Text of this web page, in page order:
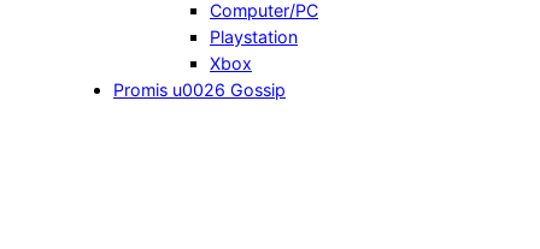
Computer/PC
Playstation
Xbox
Promis u0026 Gossip